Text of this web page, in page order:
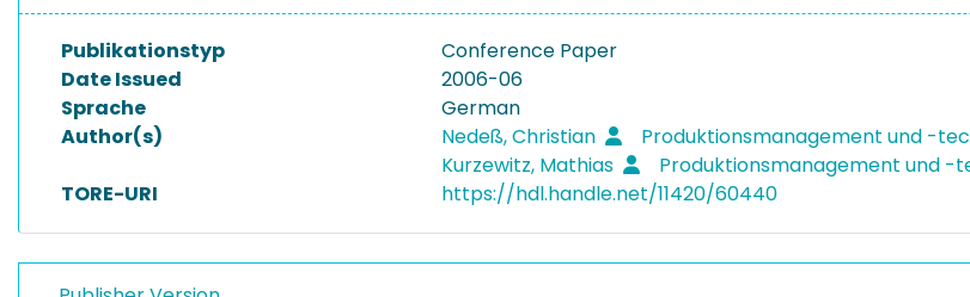
Publikationstyp
Conference Paper
Date Issued
2006-06
Sprache
German
Author(s)
Nedeß, Christian
Produktionsmanagement und -
Kurzewitz, Mathias
Produktionsmanagement und -
TORE-URI
https://hdl.handle.net/11420/60440